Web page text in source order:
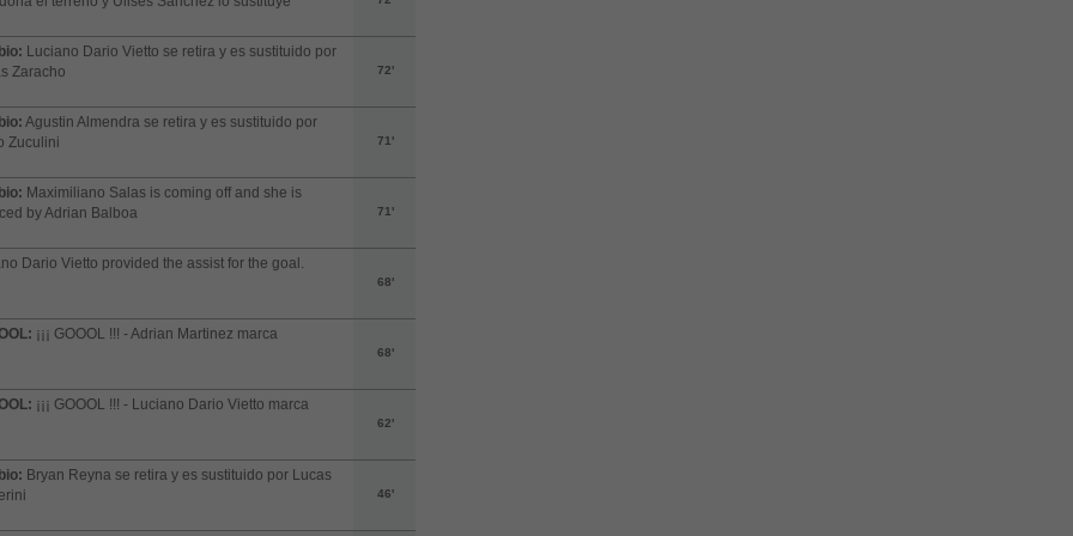
Luciano Dario Vietto se retira y es sustituido por
Zaracho
72'
Agustin Almendra se retira y es sustituido por
Zuculini
71'
Maximiliano Salas is coming off and she is
by Adrian Balboa
71'
Dario Vietto provided the assist for the goal.
68'
¡¡¡ GOOOL !!! - Adrian Martinez marca
68'
¡¡¡ GOOOL !!! - Luciano Dario Vietto marca
62'
Bryan Reyna se retira y es sustituido por Lucas
46'